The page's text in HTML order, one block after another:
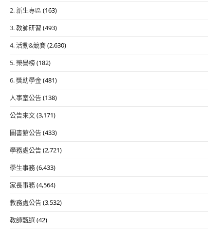
2. 新生專區 (163)
3. 教師研習 (493)
4. 活動&競賽(2,630)
5. 榮譽榜(182)
6. 獎助學金(481)
人事室公告(138)
公告來文(3,171)
圖書館公告(433)
學務處公告(2,721)
學生事務(6,433)
家長事務(4,564)
教務處公告(3,532)
教師甄選(42)